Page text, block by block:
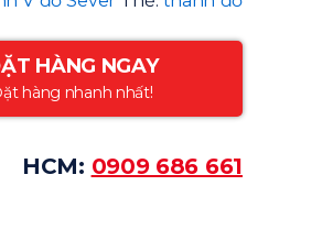
HÀNG NGAY
hàng nhanh nhất!
HCM: 0909 686 661